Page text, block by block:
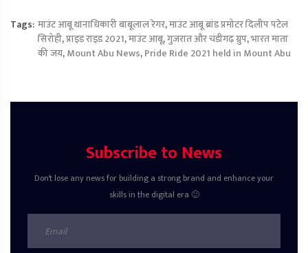
Tags: माउंट आबू थानाधिकारी बाबूलाल रेगर,माउंट आबू ब्रांड प्रमोटर दिलीप पटेल
सिरोही,प्राइड राइड 2021,माउंट आबू,गुजरात और चंडीगढ़ ग्रुप,भारत माता
की जय,Mount Abu News,Pride Ride 2021 held in Mount Abu
Subscribe to News
Don't lose any news for building a strong brand and enhance your
skills in the digital era 🙂